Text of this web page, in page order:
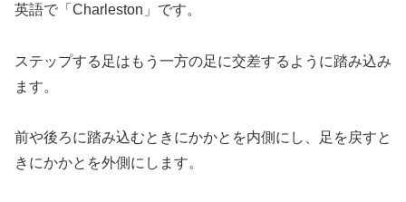
英語で「Charleston」です。
ステップする足はもう一方の足に交差するように踏み込み
ます。
前や後ろに踏み込むときにかかとを内側にし、足を戻すと
きにかかとを外側にします。